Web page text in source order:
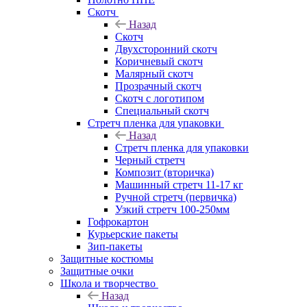
Скотч
Назад
Скотч
Двухсторонний скотч
Коричневый скотч
Малярный скотч
Прозрачный скотч
Скотч с логотипом
Специальный скотч
Стретч пленка для упаковки
Назад
Стретч пленка для упаковки
Черный стретч
Композит (вторичка)
Машинный стретч 11-17 кг
Ручной стретч (первичка)
Узкий стретч 100-250мм
Гофрокартон
Курьерские пакеты
Зип-пакеты
Защитные костюмы
Защитные очки
Школа и творчество
Назад